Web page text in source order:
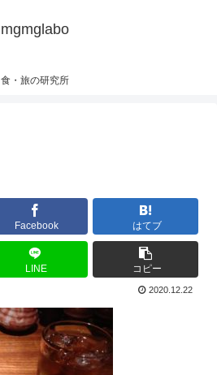
mgmglabo
食・旅の研究所
Facebook はてブ
LINE コピー
2020.12.22